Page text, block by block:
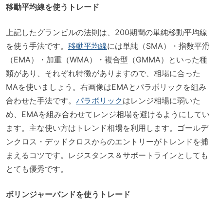
移動平均線を使うトレード
上記したグランビルの法則は、200期間の単純移動平均線
を使う手法です。 移動平均線には単純（SMA）・指数平滑
（EMA）・加重（WMA）・複合型（GMMA）といった種
類があり、それぞれ特徴がありますので、相場に合った
MAを使いましょう。右画像はEMAとパラボリックを組み
合わせた手法です。 パラボリック はレンジ相場に弱いた
め、EMAを組み合わせてレンジ相場を避けるようにしてい
ます。主な使い方はトレンド相場を利用します。ゴールデ
ンクロス・デッドクロスからのエントリーがトレンドを捕
まえるコツです。レジスタンス＆サポートラインとしても
とても優秀です。
ボリンジャーバンドを使うトレード